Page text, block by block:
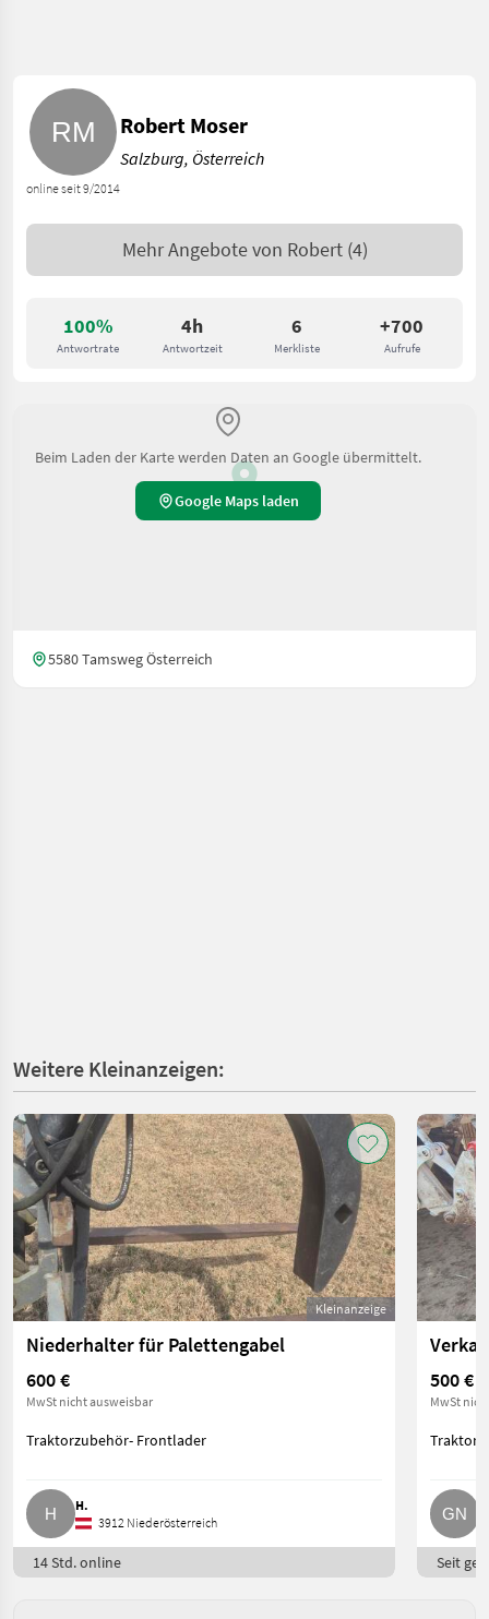
100%
Antwortrate
4h
Antwortzeit
6
Merkliste
+700
Aufrufe
online seit 9/2014
Robert Moser
Salzburg, Österreich
Mehr Angebote von Robert (4)
Beim Laden der Karte werden Daten an Google übermittelt.
Google Maps laden
5580 Tamsweg Österreich
Weitere Kleinanzeigen:
Kleinanzeige
Niederhalter für Palettengabel
600 €
MwSt nicht ausweisbar
Traktorzubehör- Frontlader
H.
3912 Niederösterreich
14 Std. online
500 €
MwSt
Seit